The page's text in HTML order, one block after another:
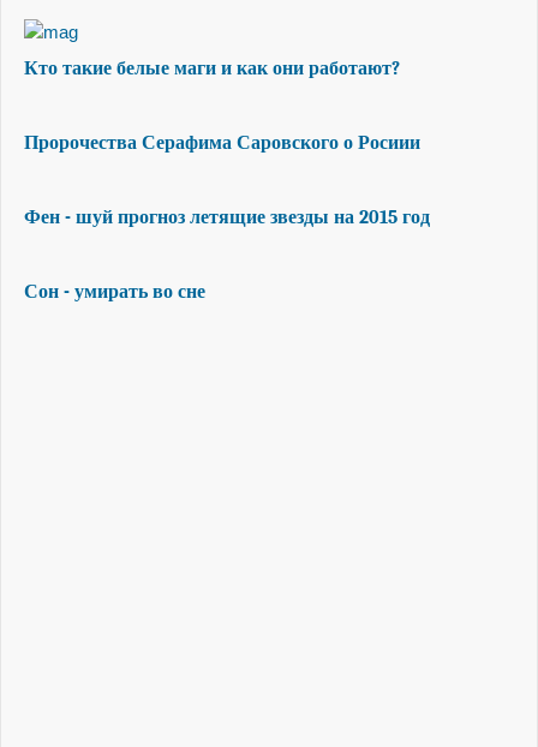
Кто такие белые маги и как они работают?
Пророчества Серафима Саровского о Росиии
Фен - шуй прогноз летящие звезды на 2015 год
Сон - умирать во сне